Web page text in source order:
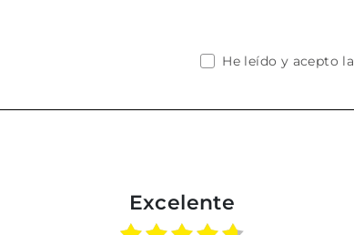
He leído y acepto la
Excelente